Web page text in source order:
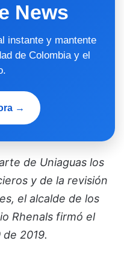
News
instante y mantente
de Colombia y el
→
de Uniaguas los
y de la revisión
el alcalde de los
Rhenals firmó el
2019.